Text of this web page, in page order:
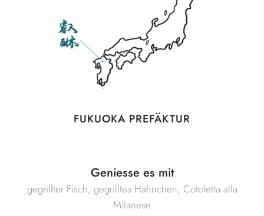
FUKUOKA PREFÄKTUR
Geniesse es mit
gegrillter Fisch, gegrilltes Hähnchen, Cotoletta alla
Milanese